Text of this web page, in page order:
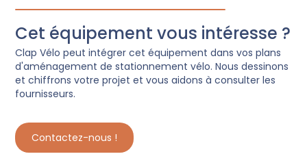
Cet équipement vous intéresse ?
Clap Vélo peut intégrer cet équipement dans vos plans
d'aménagement de stationnement vélo. Nous dessinons
et chiffrons votre projet et vous aidons à consulter les
fournisseurs.
Contactez-nous !